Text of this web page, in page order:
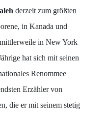
derzeit zum größten
in Kanada und
in New York
hat sich mit seinen
Renommee
Erzähler von
die er mit seinem stetig